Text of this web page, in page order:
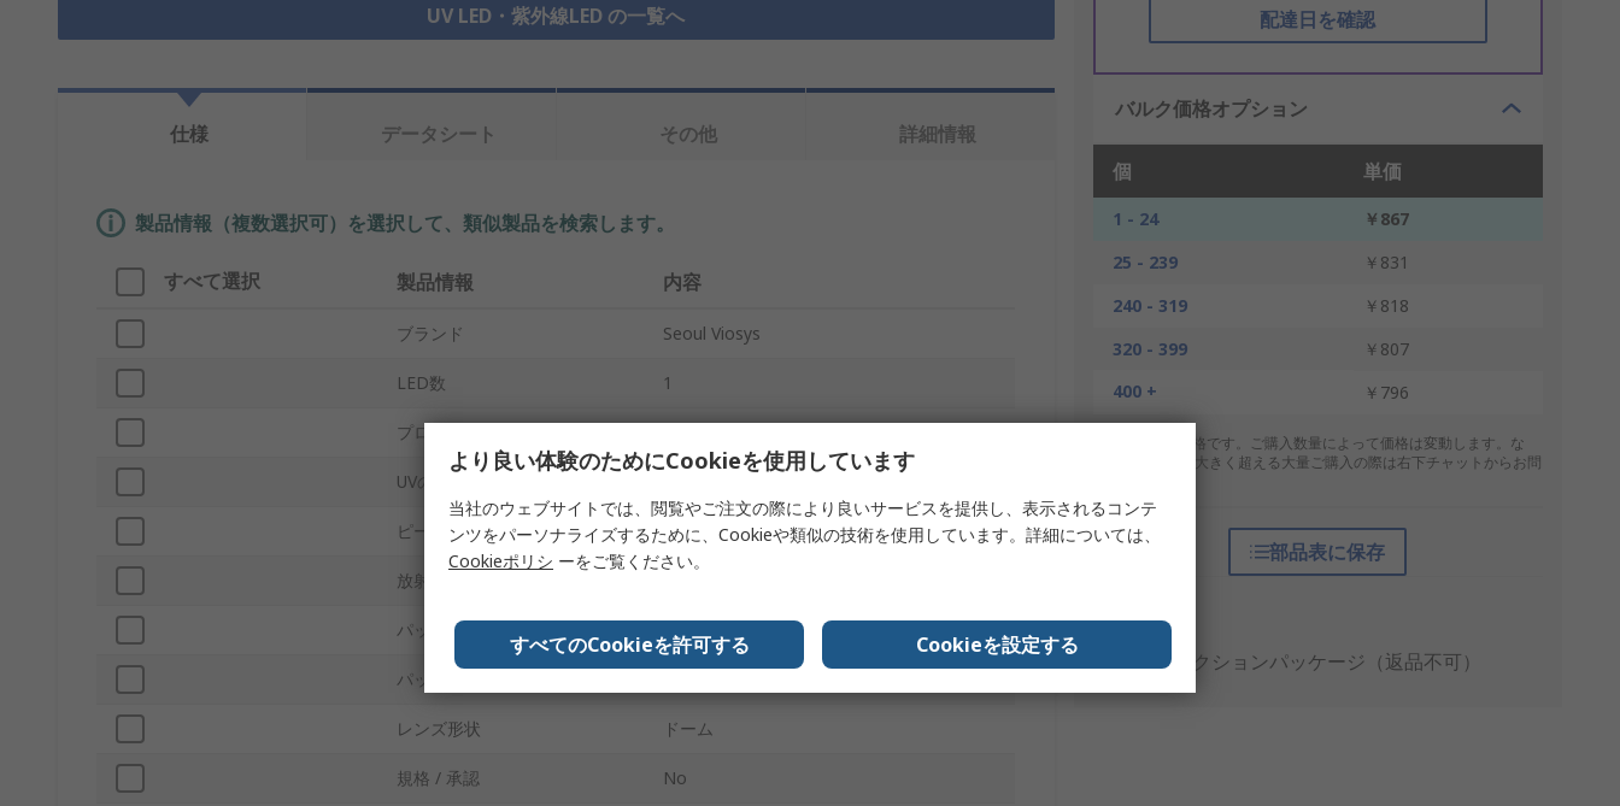
UV LED・紫外線LED の一覧へ 配達日を確認
バルク価格オプション
個 単価
1 - 24
￥867
25 - 239
￥831
240 - 319
￥818
320 - 399
￥807
400 +
￥796
* 表示は参考価格です。ご購入数量によって価格は変動します。な
お、上記数量を大きく超える大量ご購入の際は右下チャットからお問
部品表に保存
個包装
プロダクションパッケージ（返品不可）
仕様 データシート その他 詳細情報
製品情報（複数選択可）を選択して、類似製品を検索します。
すべて選択 製品情報 内容
ブランド Seoul Viosys
LED数 1
プロダクトタイプ
UVの種類
ピーク波長 395nm
放射束
パッキング エンボステープ及びリール
パッケージ型式
レンズ形状 ドーム
規格 / 承認 No
より良い体験のためにCookieを使用しています
当社のウェブサイトでは、閲覧やご注文の際により良いサービスを提供し、表示されるコンテ
ンツをパーソナライズするために、Cookieや類似の技術を使用しています。詳細については、
Cookieポリシ ーをご覧ください。
すべてのCookieを許可する Cookieを設定する